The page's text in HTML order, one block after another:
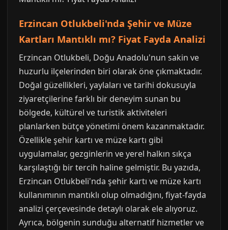
Erzincan Otlukbeli'nda Şehir ve Müze
Kartları Mantıklı mı? Fiyat Fayda Analizi
Erzincan Otlukbeli, Doğu Anadolu'nun sakin ve
huzurlu ilçelerinden biri olarak öne çıkmaktadır.
Doğal güzellikleri, yaylaları ve tarihi dokusuyla
ziyaretçilerine farklı bir deneyim sunan bu
bölgede, kültürel ve turistik aktiviteleri
planlarken bütçe yönetimi önem kazanmaktadır.
Özellikle şehir kartı ve müze kartı gibi
uygulamalar, gezginlerin ve yerel halkın sıkça
karşılaştığı bir tercih haline gelmiştir. Bu yazıda,
Erzincan Otlukbeli'nda şehir kartı ve müze kartı
kullanımının mantıklı olup olmadığını, fiyat-fayda
analizi çerçevesinde detaylı olarak ele alıyoruz.
Ayrıca, bölgenin sunduğu alternatif hizmetler ve